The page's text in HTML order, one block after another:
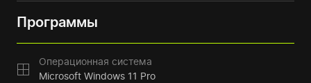
Программы
Операционная система
Microsoft Windows 11 Pro